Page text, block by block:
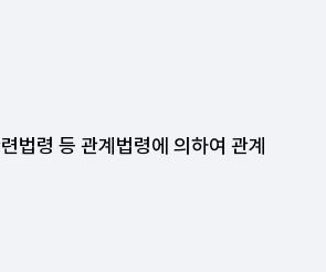
법령 등 관계법령에 의하여 관계